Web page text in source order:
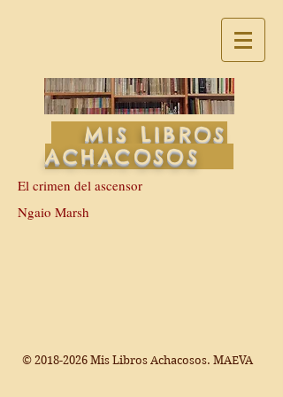
MIS LIBROS
ACHACOSOS
El crimen del ascensor
Ngaio Marsh
© 2018-2026 Mis Libros Achacosos. MAEVA